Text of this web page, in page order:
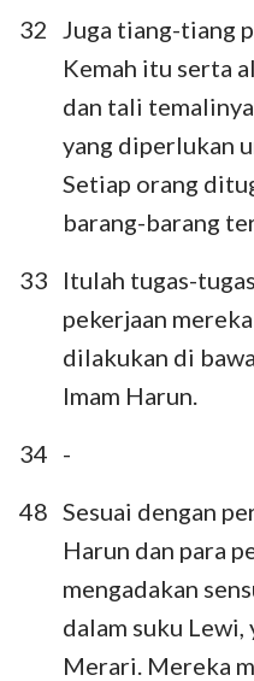
32
Juga tiang-tiang
Kemah itu serta
dan tali
yang diperlukan
Setiap orang
barang-barang
33
Itulah tugas-
pekerjaan
dilakukan di
Imam Harun.
34 -
48 Sesuai dengan
Harun dan para
mengadakan
dalam suku
Merari. Mereka